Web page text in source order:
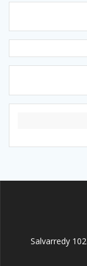
Salvarredy